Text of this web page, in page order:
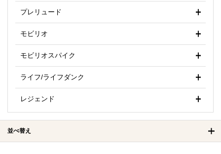
プレリュード
モビリオ
モビリオスパイク
ライフ/ライフダンク
レジェンド
並べ替え